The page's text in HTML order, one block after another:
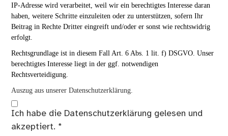
IP-Adresse wird verarbeitet, weil wir ein berechtigtes Interesse daran
haben, weitere Schritte einzuleiten oder zu unterstützen, sofern Ihr
Beitrag in Rechte Dritter eingreift und/oder er sonst wie rechtswidrig
erfolgt.
Rechtsgrundlage ist in diesem Fall Art. 6 Abs. 1 lit. f) DSGVO. Unser
berechtigtes Interesse liegt in der ggf. notwendigen
Rechtsverteidigung.
Auszug aus unserer Datenschutzerklärung.
Ich habe die Datenschutzerklärung gelesen und
akzeptiert. *